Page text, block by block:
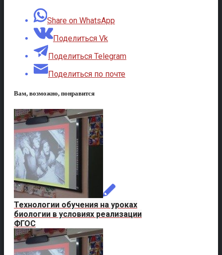
Share on WhatsApp
Поделиться Vk
Поделиться Telegram
Поделиться по почте
Вам, возможно, понравится
Технологии обучения на уроках
биологии в условиях реализации
ФГОС